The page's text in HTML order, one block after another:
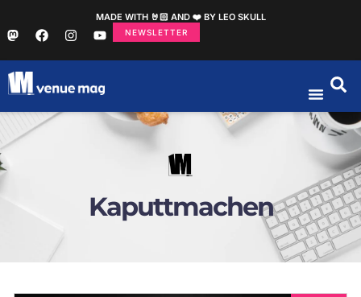
MADE WITH 🤘🏻 AND ❤️ BY LEO SKULL
NEWSLETTER
Kaputtmachen